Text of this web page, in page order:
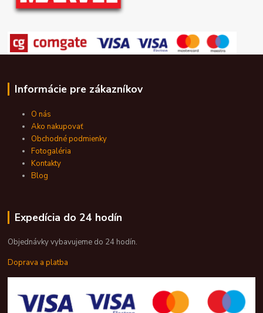
Informácie pre zákazníkov
O nás
Ako nakupovať
Obchodné podmienky
Fotogaléria
Kontakty
Blog
Expedícia do 24 hodín
Objednávky vybavujeme do 24 hodín.
Doprava a platba